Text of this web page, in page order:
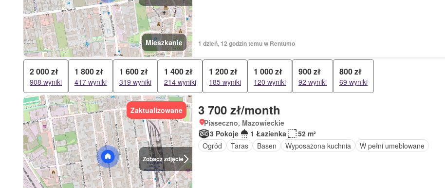
Mieszkanie 1 dzień, 12 godzin temu w Rentumo
2 000 zł
908 wyniki
1 800 zł
417 wyniki
1 600 zł
319 wyniki
1 400 zł
214 wyniki
1 200 zł
185 wyniki
1 000 zł
120 wyniki
900 zł
92 wyniki
800 zł
69 wyniki
Zobacz zdjęcie
Zaktualizowane 3 700 zł/month
Piaseczno, Mazowieckie
3 Pokoje
1 Łazienka
52 m²
Ogród
Taras Basen Wyposażona kuchnia W pełni umeblowane